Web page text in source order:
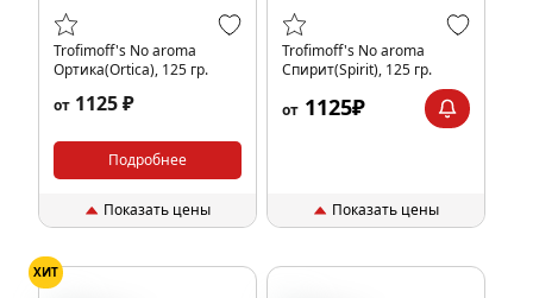
Trofimoff's No aroma
Ортика(Ortica), 125 гр.
от 1125 ₽
Подробнее
Показать цены
Trofimoff's No aroma
Спирит(Spirit), 125 гр.
от 1125₽
Показать цены
ХИТ